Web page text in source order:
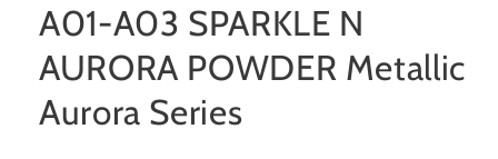
案
1
A01-A03 SPARKLE N
AURORA POWDER Metallic
Aurora Series